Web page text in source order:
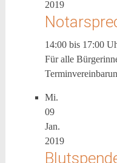
2019
14:00 bis 17:00
Für alle
Mi.
09
Jan.
2019